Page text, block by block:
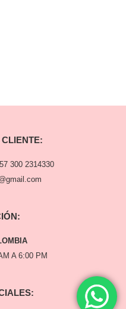
300 2314330
A 6:00 PM